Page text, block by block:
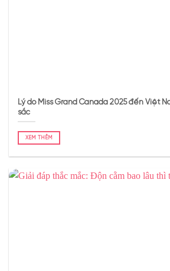
Lý do Miss Grand Canada 2025 đến Việt
sắc
XEM THÊM